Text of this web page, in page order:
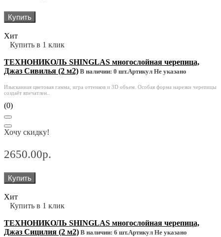
Купить
Хит
Купить в 1 клик
ТЕХНОНИКОЛЬ SHINGLAS многослойная черепица,
Джаз Сивилья (2 м2) В наличии: 0 шт.Артикул Не указано
Изысканная цветовая гамма, игра оттенков и 3D объем. Особая форма нарезки черепицы
создаёт впечатлен..
(0)
Хочу скидку!
2650.00р.
Купить
Хит
Купить в 1 клик
ТЕХНОНИКОЛЬ SHINGLAS многослойная черепица,
Джаз Сицилия (2 м2) В наличии: 6 шт.Артикул Не указано